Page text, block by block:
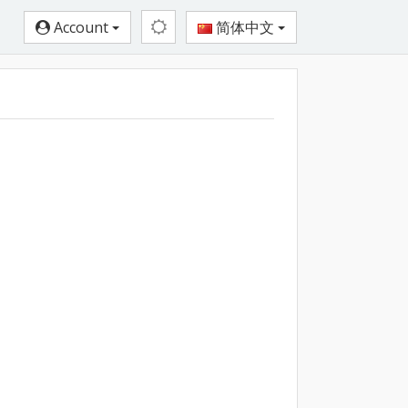
Account 简体中文